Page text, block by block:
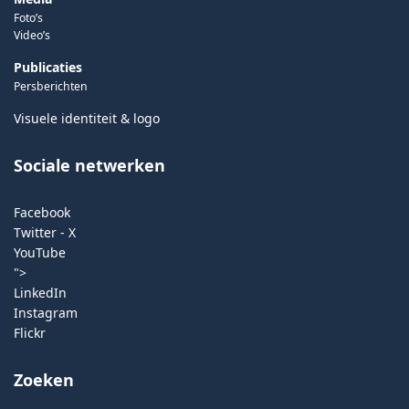
Foto’s
Video’s
Publicaties
Persberichten
Visuele identiteit & logo
Sociale netwerken
Facebook
Twitter - X
YouTube
">
LinkedIn
Instagram
Flickr
Zoeken